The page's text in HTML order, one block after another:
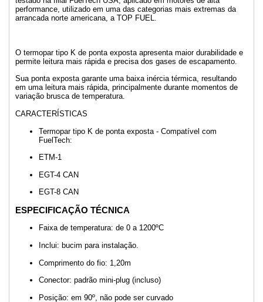
performance, utilizado em uma das categorias mais extremas da
arrancada norte americana, a TOP FUEL.
O termopar tipo K de ponta exposta apresenta maior durabilidade e
permite leitura mais rápida e precisa dos gases de escapamento.
Sua ponta exposta garante uma baixa inércia térmica, resultando
em uma leitura mais rápida, principalmente durante momentos de
variação brusca de temperatura.
CARACTERÍSTICAS
Termopar tipo K de ponta exposta - Compatível com
FuelTech:
ETM-1
EGT-4 CAN
EGT-8 CAN
ESPECIFICAÇÃO TÉCNICA
Faixa de temperatura: de 0 a 1200ºC
Inclui: bucim para instalação.
Comprimento do fio: 1,20m
Conector: padrão mini-plug (incluso)
Posição: em 90º, não pode ser curvado